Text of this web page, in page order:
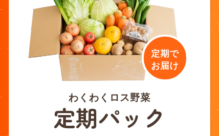
定期で
お届け
わくわくロス野菜
定期パック